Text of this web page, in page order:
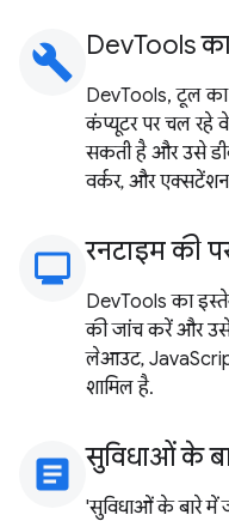
build DevTools
DevTools, टूल
कंप्यूटर पर चल रहे
सकती है और उसे
वर्कर, और
monitoring
रनटाइम की
DevTools का
की जांच करें और
लेआउट,
शामिल है.
article सुविधाओं के
'सुविधाओं के बारे में